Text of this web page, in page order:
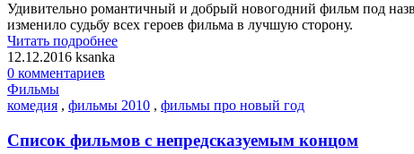
Удивительно романтичный и добрый новогодний фильм под
изменило судьбу всех героев фильма в лучшую сторону.
Читать подробнее
12.12.2016 ksanka
0 комментариев
Фильмы
комедия , фильмы 2010 , фильмы про новый год
Список фильмов с непредсказуемым концом